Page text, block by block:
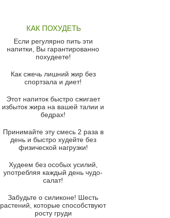
красного перца
Парижский луковый суп
Суп из спаржи и горошка с
Суп-крем из цветной капусты
Французский луковый суп
Суп из баклажанов с моцареллой
Грибной крем-суп с кростини с
козьим сыром
Суп мисо с зеленым луком и
тофу
из рукколы
Португальский чесночный суп с
КАК ПОХУДЕТЬ
Если регулярно пить эти
напитки, Вы гарантированно
похудеете!
Как сжечь лишний жир без
спортзала и диет!
Этот напиток быстро сжигает
избыток жира на вашей талии и
бедрах!
Принимайте эту смесь 2 раза в
день и быстро худейте без
физической нагрузки!
Худеем без особых усилий,
употребляя каждый день чудо-
салат!
Забудьте о силиконе! Шесть
растений, которые способствуют
росту груди